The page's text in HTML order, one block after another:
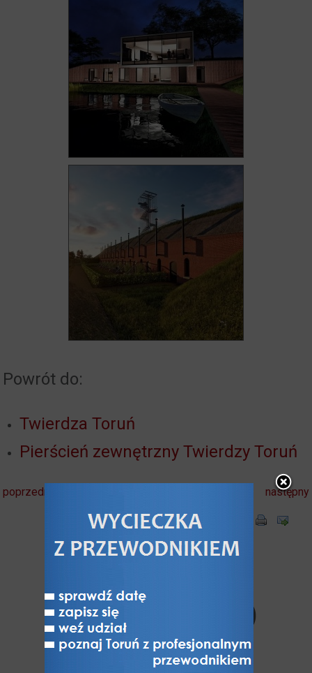
Powrót do:
Twierdza Toruń
Pierścień zewnętrzny Twierdzy Toruń
poprzedni następny
użytkowników (0)